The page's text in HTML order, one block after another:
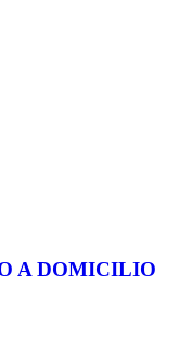
A DOMICILIO